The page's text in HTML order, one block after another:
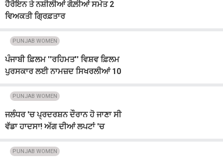
ਹੈਰੋਇਨ ਤੇ ਨਸ਼ੀਲੀਆਂ ਗੋਲ਼ੀਆਂ ਸਮੇਤ 2
ਵਿਅਕਤੀ ਗ੍ਰਿਫ਼ਤਾਰ
PUNJAB WOMEN
ਪੰਜਾਬੀ ਫ਼ਿਲਮ ''ਰਹਿਮਤ'' ਵਿਸ਼ਵ ਫ਼ਿਲਮ
ਪੁਰਸਕਾਰ ਲਈ ਨਾਮਜ਼ਦ ਸਿਖਰਲੀਆਂ 10
PUNJAB WOMEN
ਜਲੰਧਰ 'ਚ ਪ੍ਰਦਰਸ਼ਨ ਦੌਰਾਨ ਹੋ ਜਾਣਾ ਸੀ
ਵੱਡਾ ਹਾਦਸਾ! ਅੱਗ ਦੀਆਂ ਲਪਟਾਂ 'ਚ
PUNJAB WOMEN